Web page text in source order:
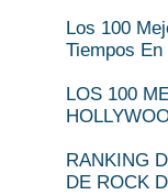
Los 100
Tiempos En
LOS 100
RANKING
DE ROCK